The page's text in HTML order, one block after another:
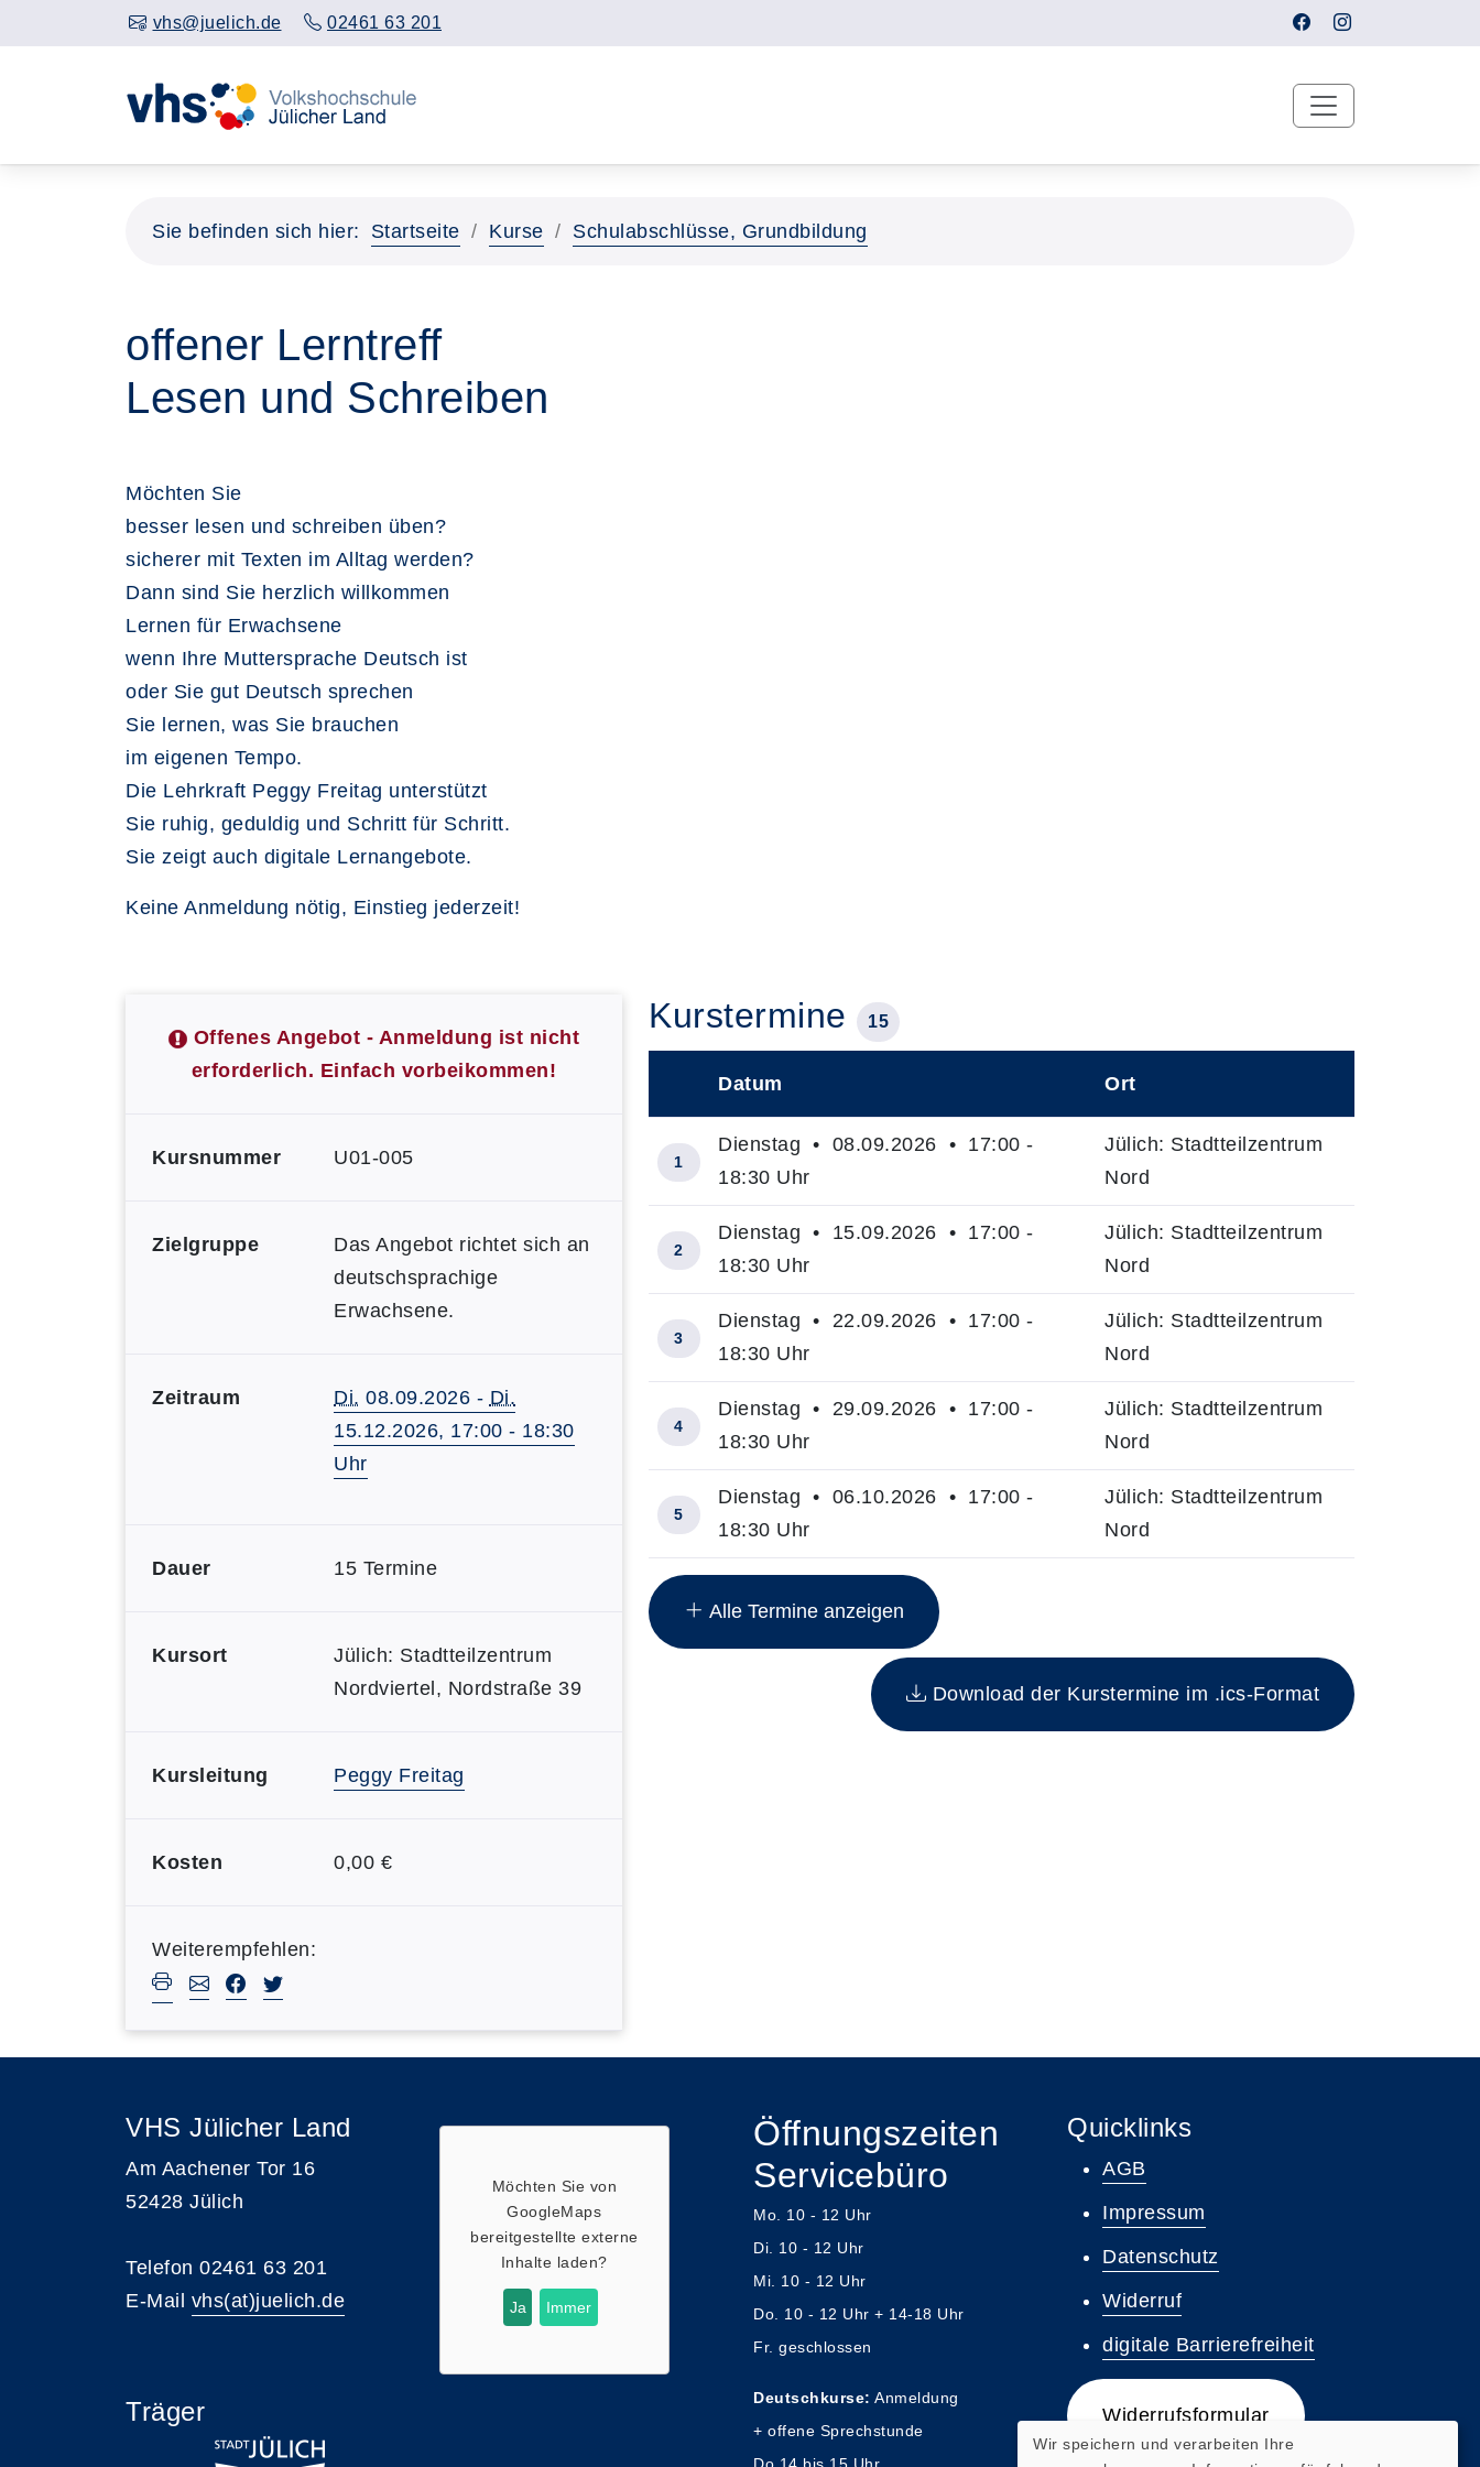
vhs@juelich.de 02461 63 201
Sie befinden sich hier: Startseite Kurse Schulabschlüsse, Grundbildung
offener Lerntreff
Lesen und Schreiben
Möchten Sie
besser lesen und schreiben üben?
sicherer mit Texten im Alltag werden?
Dann sind Sie herzlich willkommen
Lernen für Erwachsene
wenn Ihre Muttersprache Deutsch ist
oder Sie gut Deutsch sprechen
Sie lernen, was Sie brauchen
im eigenen Tempo.
Die Lehrkraft Peggy Freitag unterstützt
Sie ruhig, geduldig und Schritt für Schritt.
Sie zeigt auch digitale Lernangebote.
Keine Anmeldung nötig, Einstieg jederzeit!
Offenes Angebot - Anmeldung ist nicht
erforderlich. Einfach vorbeikommen!
Kursnummer U01-005
Zielgruppe
Das Angebot richtet sich an
deutschsprachige
Erwachsene.
Zeitraum Di. 08.09.2026 - Di.
15.12.2026, 17:00 - 18:30
Uhr
Dauer 15 Termine
Kursort
Jülich: Stadtteilzentrum
Nordviertel, Nordstraße 39
Kursleitung Peggy Freitag
Kosten 0,00 €
Weiterempfehlen:
Kurstermine 15
Insgesamt gibt es 15 Termine zum diesen Kurs
Datum Ort
1
Dienstag • 08.09.2026 • 17:00 -
18:30 Uhr
Jülich: Stadtteilzentrum
Nord
2
Dienstag • 15.09.2026 • 17:00 -
18:30 Uhr
Jülich: Stadtteilzentrum
Nord
3
Dienstag • 22.09.2026 • 17:00 -
18:30 Uhr
Jülich: Stadtteilzentrum
Nord
4
Dienstag • 29.09.2026 • 17:00 -
18:30 Uhr
Jülich: Stadtteilzentrum
Nord
5
Dienstag • 06.10.2026 • 17:00 -
18:30 Uhr
Jülich: Stadtteilzentrum
Nord
Alle Termine anzeigen
Download der Kurstermine im .ics-Format
VHS Jülicher Land
Am Aachener Tor 16
52428 Jülich
Telefon 02461 63 201
E-Mail vhs(at)juelich.de
Träger
Möchten Sie von
GoogleMaps
bereitgestellte externe
Inhalte laden?
Ja Immer
Öffnungszeiten
Servicebüro
Mo. 10 - 12 Uhr
Di. 10 - 12 Uhr
Mi. 10 - 12 Uhr
Do. 10 - 12 Uhr + 14-18 Uhr
Fr. geschlossen
Deutschkurse: Anmeldung
+ offene Sprechstunde
Quicklinks
AGB
Impressum
Datenschutz
Widerruf
digitale Barrierefreiheit
Widerrufsformular
Wir speichern und verarbeiten Ihre